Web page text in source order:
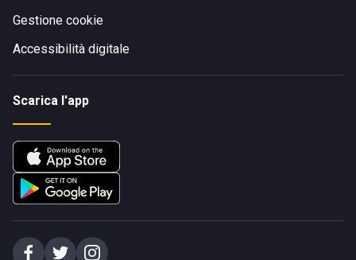
Gestione cookie
Accessibilità digitale
Scarica l'app